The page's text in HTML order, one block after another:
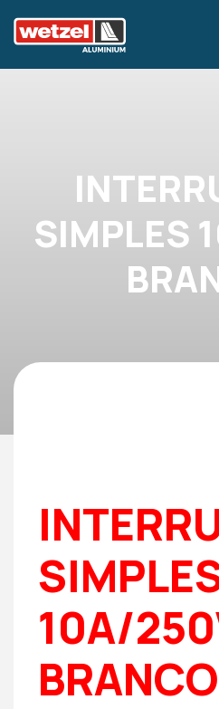
SIMPLES
10A/
BRANCO